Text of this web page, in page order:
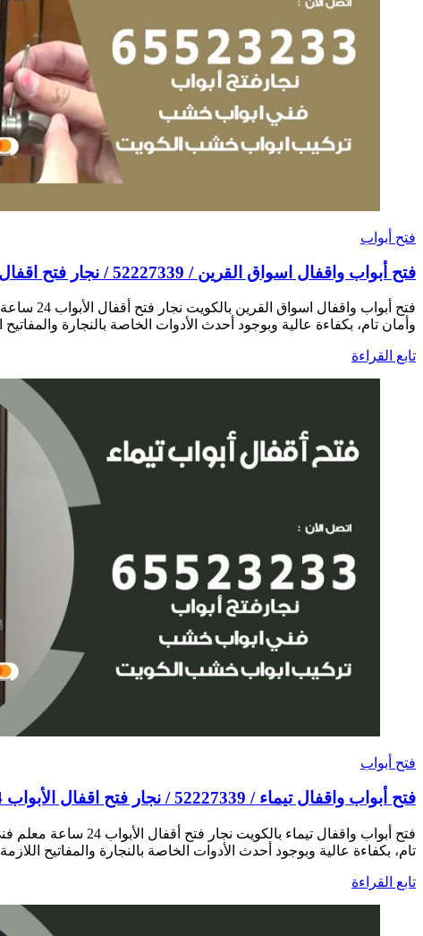
فتح أبواب
فتح أبواب واقفال اسواق القرين / 52227339 / نجار فتح اقفال الأبواب 24 ساعة
فتح
وأمان تام، بكفاءة عالية وبوجود أحدث الأدوات الخاصة بالنجارة
تابع القراءة
فتح أبواب
فتح أبواب واقفال تيماء / 52227339 / نجار فتح اقفال الأبواب 24 ساعة
فتح أبواب واقفال
تام، بكفاءة عالية وبوجود أحدث الأدوات الخاصة بالنجارة والمفاتيح
تابع القراءة